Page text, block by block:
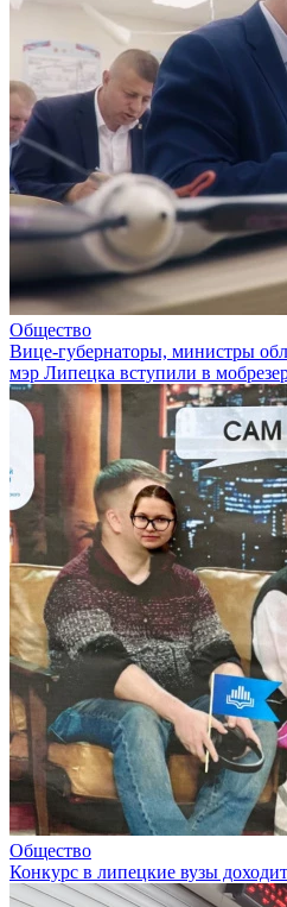
Общество
Вице-губернаторы, министры
мэр Липецка вступили в
Общество
Конкурс в липецкие вузы